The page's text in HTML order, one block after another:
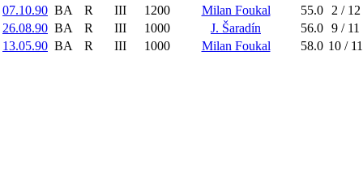
07.10.90 BA R III 1200 Milan Foukal 55.0
2 / 12
26.08.90 BA R III 1000 J. Šaradín 56.0 9 / 11
13.05.90 BA R III 1000 Milan Foukal 58.0 10 / 11